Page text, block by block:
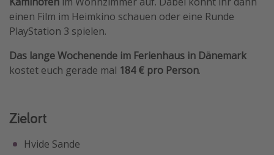
Reisepassfreie Reiseziele
Travel Know How
Last Minute Urlaub Mallorca
einen Film im Heimkino schauen oder eine Runde
PlayStation 3 spielen.
Das lange Wochenende im Ferienhaus in Dänemark
kostet euch gerade mal 184 € pro Person.
Zielort
Hvide Sande